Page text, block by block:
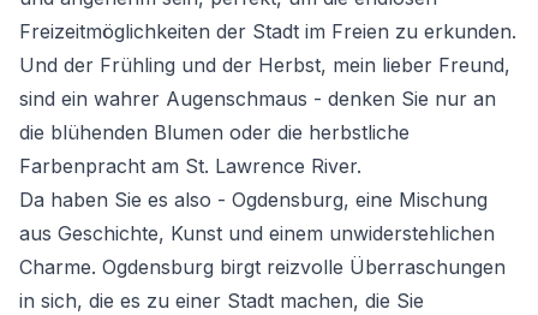
Freizeitmöglichkeiten der Stadt im Freien zu erkunden.
Und der Frühling und der Herbst, mein lieber Freund,
sind ein wahrer Augenschmaus - denken Sie nur an
die blühenden Blumen oder die herbstliche
Farbenpracht am St. Lawrence River.
Da haben Sie es also - Ogdensburg, eine Mischung
aus Geschichte, Kunst und einem unwiderstehlichen
Charme. Ogdensburg birgt reizvolle Überraschungen
in sich, die es zu einer Stadt machen, die Sie